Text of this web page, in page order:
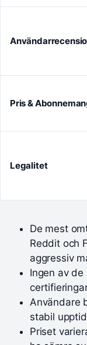
Pris &
Legalitet
De mest
Reddit och
aggressiv
Ingen av
Användare
stabil
Priset